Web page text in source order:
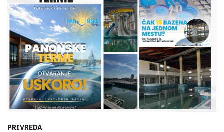
PRIVREDA